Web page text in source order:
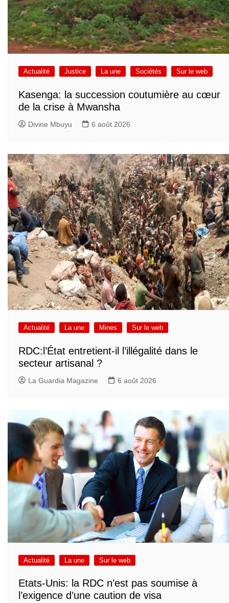
Actualité Justice La une Sociétés Sur le web
Kasenga: la succession coutumière au cœur
de la crise à Mwansha
Divine Mbuyu 6 août 2026
Actualité La une Mines Sur le web
RDC:l’État entretient-il l’illégalité dans le
secteur artisanal ?
La Guardia Magazine 6 août 2026
Actualité La une Sur le web
Etats-Unis: la RDC n’est pas soumise à
l’exigence d’une caution de visa